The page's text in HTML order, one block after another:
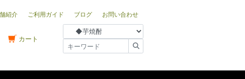
紹介 ご利用ガイド ブログ お問い合わせ
カート